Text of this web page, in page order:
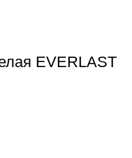
EVERLAST